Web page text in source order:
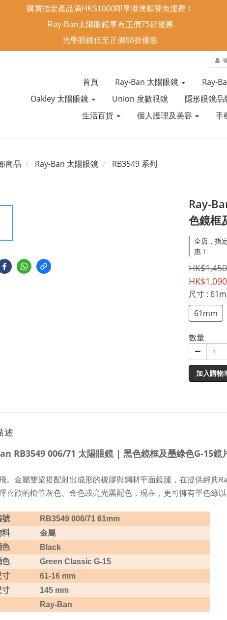
首頁 Ray-Ban 太陽眼鏡 Ray-
Oakley 太陽眼鏡
Union 度數眼鏡 隱形眼鏡品
生活百貨
個人護理及美容 手
商品 Ray-Ban 太陽眼鏡 RB3549 系列
Ray-
色鏡框
全店，指
惠！
尺寸 :
61mm
數量
加入購物
述
RB3549 006/71 太陽眼鏡 | 黑色鏡框及墨綠色G-15鏡
。金屬雙梁搭配射出成形的橡膠與鋼材平面鏡腿，在提供經典
喜歡的槍管灰色、金色或亮光黑配色，現在，更可擁有單色綠以
號
RB3549 006/71 61mm
料
金屬
色
Black
色
Green Classic G-15
寸
61-16 mm
寸
145 mm
Ray-Ban
購買指定產品滿HK$1000即享港澳順豐免運費！
Ray-Ban太陽眼鏡享有正價75折優惠
光學眼鏡低至正價68折優惠